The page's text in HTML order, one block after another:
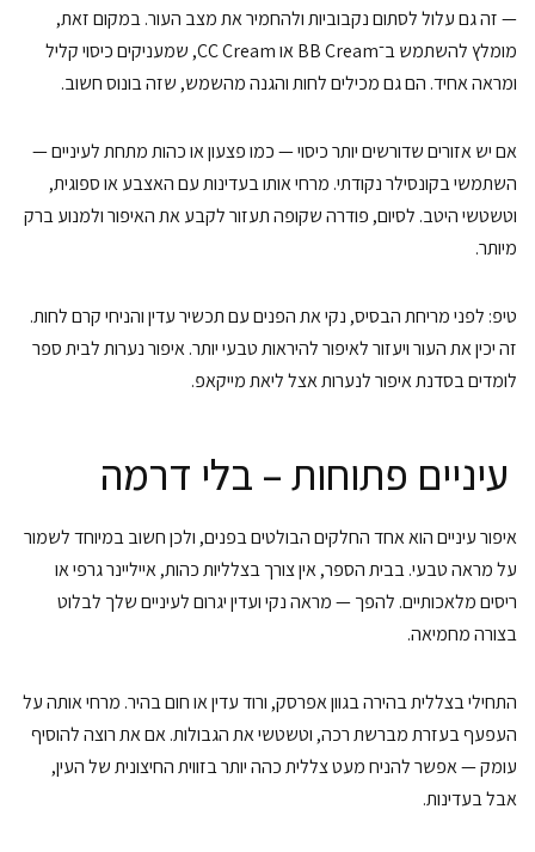
— זה גם עלול לסתום נקבוביות ולהחמיר את מצב העור. במקום זאת,
מומלץ להשתמש ב־BB Cream או CC Cream, שמעניקים כיסוי קליל
ומראה אחיד. הם גם מכילים לחות והגנה מהשמש, שזה בונוס חשוב.
אם יש אזורים שדורשים יותר כיסוי — כמו פצעון או כהות מתחת לעיניים —
השתמשי בקונסילר נקודתי. מרחי אותו בעדינות עם האצבע או ספוגית,
וטשטשי היטב. לסיום, פודרה שקופה תעזור לקבע את האיפור ולמנוע ברק
מיותר.
טיפ: לפני מריחת הבסיס, נקי את הפנים עם תכשיר עדין והניחי קרם לחות.
זה יכין את העור ויעזור לאיפור להיראות טבעי יותר. איפור נערות לבית ספר
לומדים בסדנת איפור לנערות אצל ליאת מייקאפ.
️ עיניים פתוחות – בלי דרמה
איפור עיניים הוא אחד החלקים הבולטים בפנים, ולכן חשוב במיוחד לשמור
על מראה טבעי. בבית הספר, אין צורך בצלליות כהות, אייליינר גרפי או
ריסים מלאכותיים. להפך — מראה נקי ועדין יגרום לעיניים שלך לבלוט
בצורה מחמיאה.
התחילי בצללית בהירה בגוון אפרסק, ורוד עדין או חום בהיר. מרחי אותה על
העפעף בעזרת מברשת רכה, וטשטשי את הגבולות. אם את רוצה להוסיף
עומק — אפשר להניח מעט צללית כהה יותר בזווית החיצונית של העין,
אבל בעדינות.